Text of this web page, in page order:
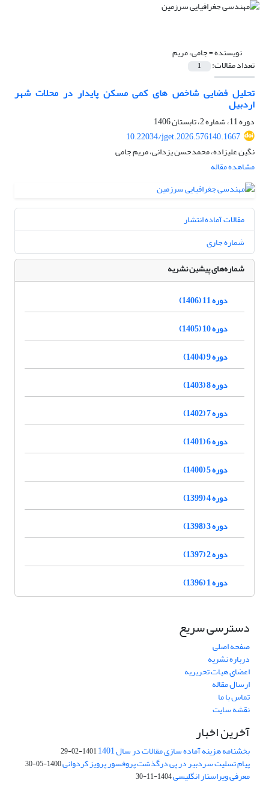
نویسنده =جامی، مریم
تعداد مقالات: 1
تحلیل فضایی شاخص های کمی مسکن پایدار در محلات شهر
اردبیل
دوره 11، شماره 2، تابستان 1406
10.22034/jget.2026.576140.1667
نگین علیزاده، محمدحسن یزدانی، مریم جامی
مشاهده مقاله
مقالات آماده انتشار
شماره جاری
شماره‌های پیشین نشریه
دوره 11 (1406)
دوره 10 (1405)
دوره 9 (1404)
دوره 8 (1403)
دوره 7 (1402)
دوره 6 (1401)
دوره 5 (1400)
دوره 4 (1399)
دوره 3 (1398)
دوره 2 (1397)
دوره 1 (1396)
دسترسی سریع
صفحه اصلی
درباره نشریه
اعضای هیات تحریریه
ارسال مقاله
تماس با ما
نقشه سایت
آخرین اخبار
بخشنامه هزینه آماده سازی مقالات در سال 1401 1401-02-29
پیام تسلیت سردبیر در پی درگذشت پروفسور پرویز کردوانی1400-05-30
معرفی ویراستار انگلیسی1404-11-30